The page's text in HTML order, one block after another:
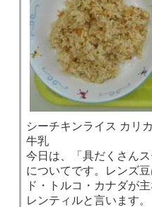
シーチキンライス カリ
牛乳
今日は、「具だくさん
についてです。レンズ
ド・トルコ・カナダが
レンティルと言います